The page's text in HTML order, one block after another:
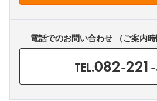
電話でのお問い合わせ （ご案内
TEL.082-